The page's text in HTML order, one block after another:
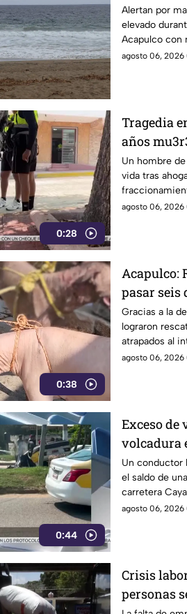
afectadas?
Alertan por
elevado
Acapulco con
agosto 06, 2026
0:28
Tragedia
años
un hotel
Un hombre
vida tras
vacacionaba
agosto 06, 2026
0:38
Acapulco:
pasar seis
Gracias a la
lograron
atrapados al
serán
agosto 06, 2026
0:44
Exceso de
volcadura
Puerto
Un conductor
el saldo de
carretera
poblado Llano
agosto 06, 2026
Crisis
personas